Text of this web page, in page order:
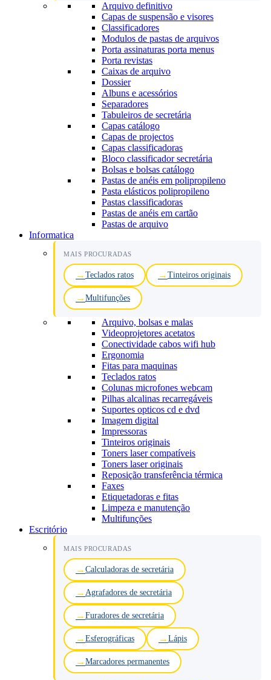
Arquivo definitivo
Capas de suspensão e visores
Classificadores
Modulos de pastas de arquivos
Porta assinaturas porta menus
Porta revistas
Caixas de arquivo
Dossier
Albuns e acessórios
Separadores
Tabuleiros de secretária
Capas catálogo
Capas de projectos
Capas classificadoras
Bloco classificador secretária
Bolsas e bolsas catálogo
Pastas de anéis em polipropileno
Pasta elásticos polipropileno
Pastas classificadoras
Pastas de anéis em cartão
Pastas de arquivo
Informatica
MAIS PROCURADAS
Teclados ratos Tinteiros originais
Multifunções
Arquivo, bolsas e malas
Videoprojetores acetatos
Conectividade cabos wifi hub
Ergonomia
Fitas para maquinas
Teclados ratos
Colunas microfones webcam
Pilhas alcalinas recarregáveis
Suportes opticos cd e dvd
Imagem digital
Impressoras
Tinteiros originais
Toners laser compatíveis
Toners laser originais
Reposição transferência térmica
Faxes
Etiquetadoras e fitas
Limpeza e manutenção
Multifunções
Escritório
MAIS PROCURADAS
Calculadoras de secretária
Agrafadores de secretária
Furadores de secretária
Esferográficas Lápis
Marcadores permanentes